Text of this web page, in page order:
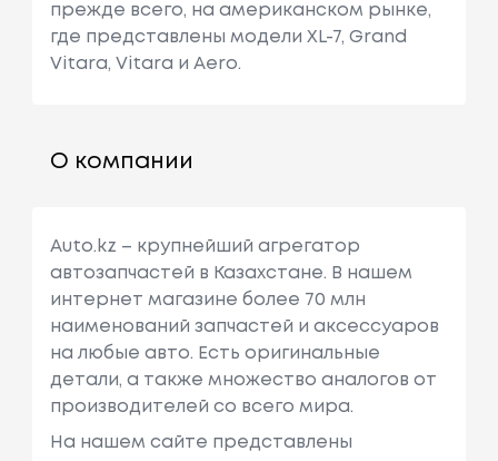
прежде всего, на американском рынке,
где представлены модели XL-7, Grand
Vitara, Vitara и Aero.
О компании
Auto.kz – крупнейший агрегатор
автозапчастей в Казахстане. В нашем
интернет магазине более 70 млн
наименований запчастей и аксессуаров
на любые авто. Есть оригинальные
детали, а также множество аналогов от
производителей со всего мира.
На нашем сайте представлены